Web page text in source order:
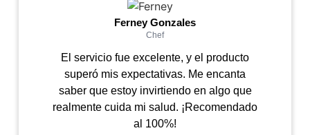
Ferney Gonzales
Chef
El servicio fue excelente, y el producto
superó mis expectativas. Me encanta
saber que estoy invirtiendo en algo que
realmente cuida mi salud. ¡Recomendado
al 100%!